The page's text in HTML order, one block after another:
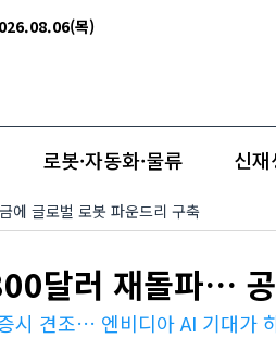
목)
로봇·자동화·물류 신재
에 글로벌 로봇 파운드리 구축
달러 재돌파…
시 견조… 엔비디아 AI 기대가